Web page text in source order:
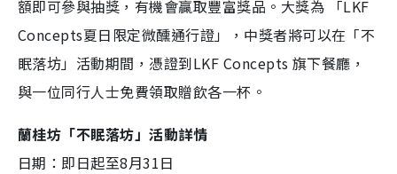
額即可參與抽獎，有機會贏取豐富獎品。大獎為 「LKF
Concepts夏日限定微醺通行證」，中獎者將可以在「不
眠落坊」活動期間，憑證到LKF Concepts 旗下餐廳，
與一位同行人士免費領取贈飲各一杯。
蘭桂坊「不眠落坊」活動詳情
日期：即日起至8月31日